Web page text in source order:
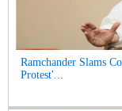
Ramchander Slams
Protest'...